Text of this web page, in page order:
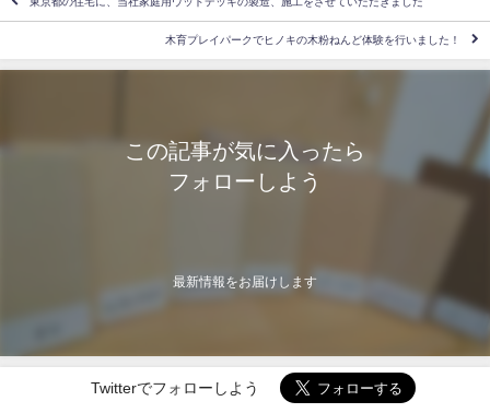
木育プレイパークでヒノキの木粉ねんど体験を行いました！
この記事が気に入ったら
フォローしよう
最新情報をお届けします
Twitterでフォローしよう